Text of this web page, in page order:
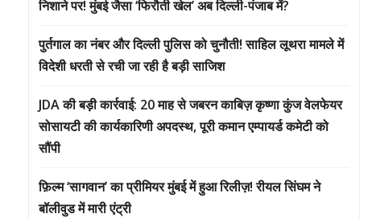
निशाने पर! मुंबई जैसा ‘फिरौती खेल’ अब दिल्ली-पंजाब में?
पुर्तगाल का नंबर और दिल्ली पुलिस को चुनौती! साहिल लूथरा मामले में
विदेशी धरती से रची जा रही है बड़ी साजिश
JDA की बड़ी कार्रवाई: 20 माह से जबरन काबिज़ कृष्णा कुंज वेलफेयर
सोसायटी की कार्यकारिणी अपदस्थ, पूरी कमान एम्पायर्ड कमेटी को
सौंपी
फ़िल्म ‘सागवान’ का प्रीमियर मुंबई में हुआ रिलीज़! रीयल सिंघम ने
बॉलीवुड में मारी एंट्री